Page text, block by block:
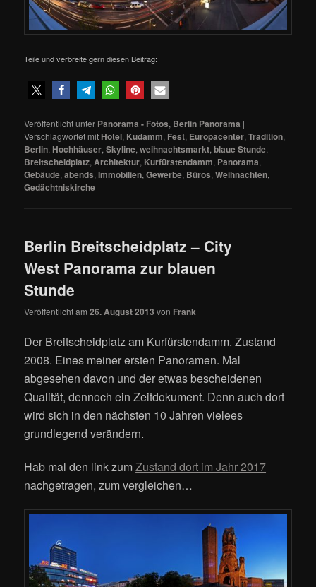
Teile und verbreite gern diesen Beitrag:
Veröffentlicht unter Panorama - Fotos, Berlin Panorama |
Verschlagwortet mit Hotel, Kudamm, Fest, Europacenter,Tradition,
Berlin, Hochhäuser,Skyline,weihnachtsmarkt,blaue Stunde,
Breitscheidplatz, Architektur, Kurfürstendamm, Panorama,
Gebäude,abends,Immobilien,Gewerbe, Büros,Weihnachten,
Gedächtniskirche
Berlin Breitscheidplatz – City
West Panorama zur blauen
Stunde
Veröffentlicht am26. August 2013 von Frank
Der Breitscheidplatz am Kurfürstendamm. Zustand
2008. Eines meiner ersten Panoramen. Mal
abgesehen davon und der etwas bescheidenen
Qualität, dennoch ein Zeitdokument. Denn auch dort
wird sich in den nächsten 10 Jahren vielees
grundlegend verändern.
Hab mal den link zumZustand dort im Jahr 2017
nachgetragen, zum vergleichen…